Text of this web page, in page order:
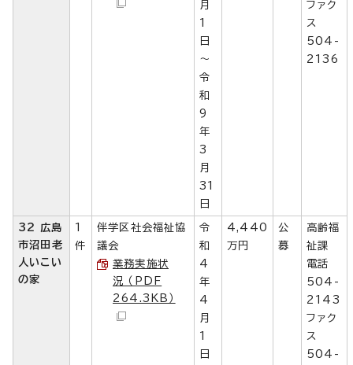
月
1
日
～
令
和
9
年
3
月
31
日
ファク
ス
504-
2136
32 広島
市沼田老
人いこい
の家
1
件
伴学区社会福祉協
議会
業務実施状
況 （PDF
264.3KB）
令
和
4
年
4
月
1
日
4,440
万円
公
募
高齢福
祉課
電話
504-
2143
ファク
ス
504-